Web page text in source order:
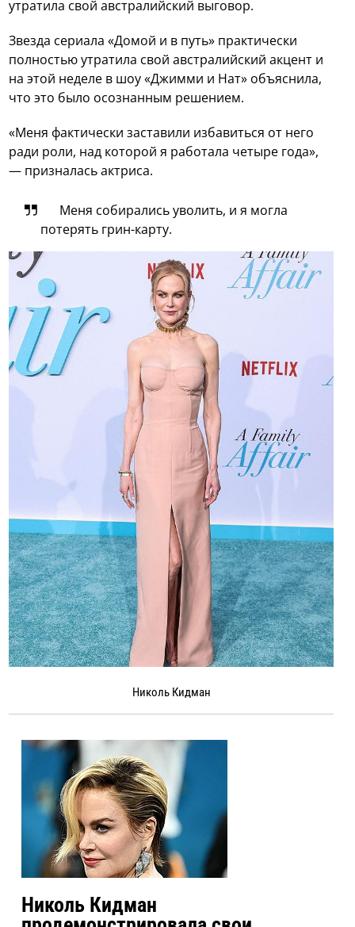
утратила свой австралийский выговор.
Звезда сериала «Домой и в путь» практически
полностью утратила свой австралийский акцент и
на этой неделе в шоу «Джимми и Нат» объяснила,
что это было осознанным решением.
«Меня фактически заставили избавиться от него
ради роли, над которой я работала четыре года»,
— призналась актриса.
Меня собирались уволить, и я могла
потерять грин-карту.
Николь Кидман
Николь Кидман